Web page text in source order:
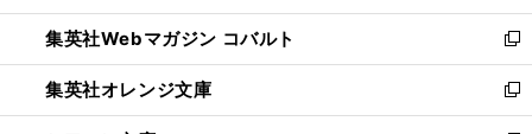
開
く
ウ
で
開
く
ン
ド
ウ
で
開
ウ
ィ
ン
ド
ウ
集英社Webマガジン コバルト
新
し
い
ウ
集英社オレンジ文庫
新
し